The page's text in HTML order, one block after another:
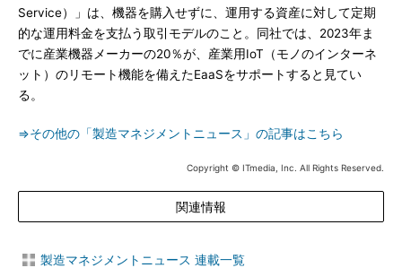
Service）」は、機器を購入せずに、運用する資産に対して定期
的な運用料金を支払う取引モデルのこと。同社では、2023年ま
でに産業機器メーカーの20％が、産業用IoT（モノのインターネ
ット）のリモート機能を備えたEaaSをサポートすると見てい
る。
⇒その他の「製造マネジメントニュース」の記事はこちら
Copyright © ITmedia, Inc. All Rights Reserved.
関連情報
製造マネジメントニュース 連載一覧